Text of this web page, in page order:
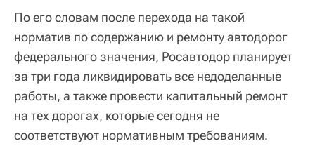
По его словам после перехода на такой
норматив по содержанию и ремонту автодорог
федерального значения, Росавтодор планирует
за три года ликвидировать все недоделанные
работы, а также провести капитальный ремонт
на тех дорогах, которые сегодня не
соответствуют нормативным требованиям.